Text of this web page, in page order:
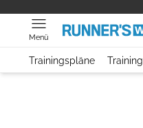
Menü
Trainingspläne Training